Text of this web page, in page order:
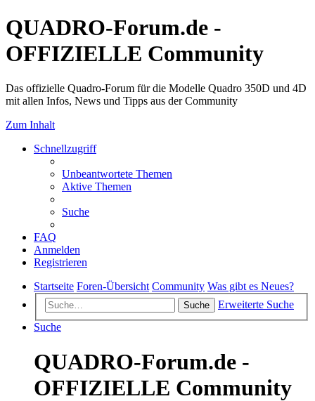
QUADRO-Forum.de -
OFFIZIELLE Community
Das offizielle Quadro-Forum für die Modelle Quadro 350D und 4D
mit allen Infos, News und Tipps aus der Community
Zum Inhalt
Schnellzugriff
Unbeantwortete Themen
Aktive Themen
Suche
FAQ
Anmelden
Registrieren
Startseite Foren-Übersicht Community Was gibt es Neues?
Suche
Erweiterte Suche
Suche
QUADRO-Forum.de -
OFFIZIELLE Community